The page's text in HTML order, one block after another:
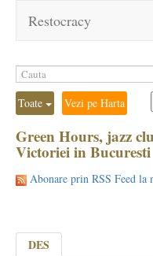
Restocracy
Toate Vezi pe Harta
Green Hours, jazz
Victoriei in Bucuresti
Abonare prin RSS Feed la
DES